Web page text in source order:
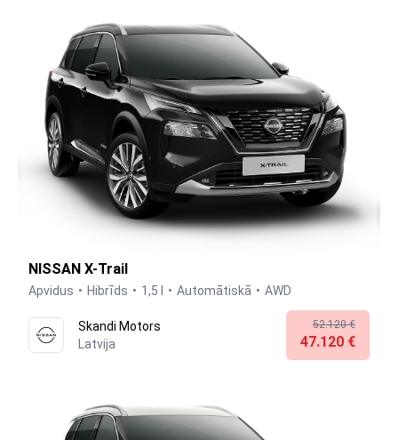
NISSAN X-Trail
Apvidus Hibrīds 1,5 l Automātiskā AWD
Skandi Motors
Latvija
52.120 €
47.120 €